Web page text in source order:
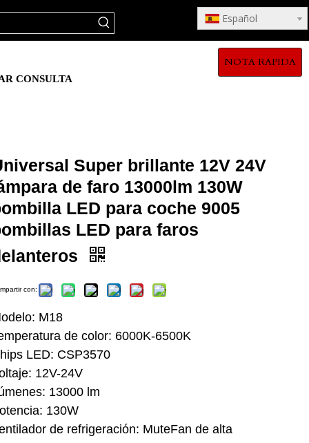
Español
CONSULTA
NOTA RAPIDA
Super brillante 12V 24V
de faro 13000lm 130W
LED para coche 9005
LED para faros
con:
M18
de color: 6000K-6500K
LED: CSP3570
12V-24V
13000 lm
130W
de refrigeración: MuteFan de alta